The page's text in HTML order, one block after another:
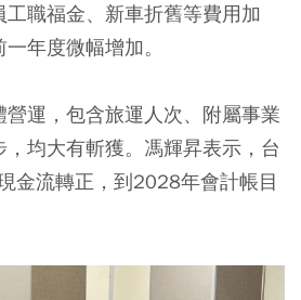
職福金、新車折舊等費用加
年度微幅增加。
營運，包含旅運人次、附屬事業
均大有斬獲。馮輝昇表示，台
金流轉正，到2028年會計帳目